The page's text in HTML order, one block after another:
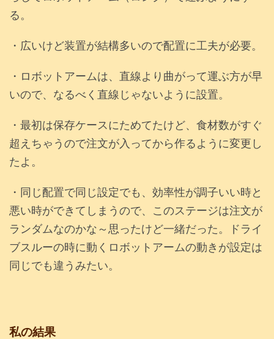
る。
・広いけど装置が結構多いので配置に工夫が必要。
・ロボットアームは、直線より曲がって運ぶ方が早
いので、なるべく直線じゃないように設置。
・最初は保存ケースにためてたけど、食材数がすぐ
超えちゃうので注文が入ってから作るように変更し
たよ。
・同じ配置で同じ設定でも、効率性が調子いい時と
悪い時ができてしまうので、このステージは注文が
ランダムなのかな～思ったけど一緒だった。ドライ
ブスルーの時に動くロボットアームの動きが設定は
同じでも違うみたい。
私の結果